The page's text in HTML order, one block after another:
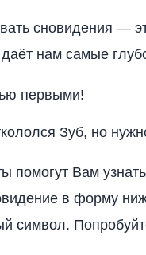
сновидения —
нам самые
первыми!
Зуб, но
помогут Вам
в форму
символ.